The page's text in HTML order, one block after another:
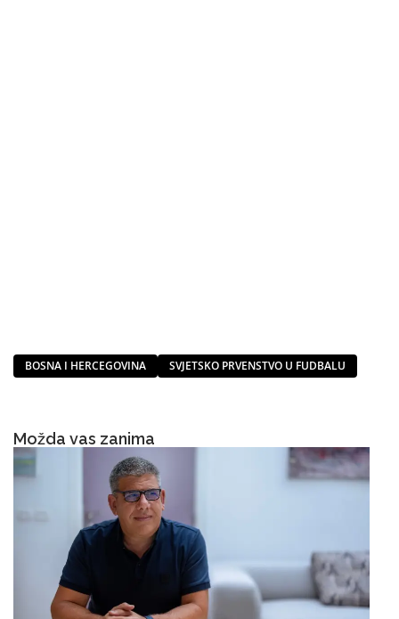
BOSNA I HERCEGOVINA SVJETSKO PRVENSTVO U FUDBALU
Možda vas zanima